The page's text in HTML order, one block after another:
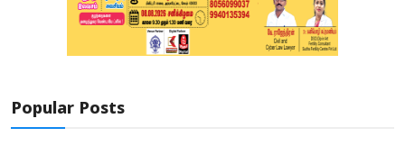
Popular Posts